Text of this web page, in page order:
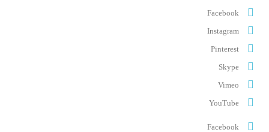
Facebook
Instagram
Pinterest
Skype
Vimeo
YouTube
Facebook